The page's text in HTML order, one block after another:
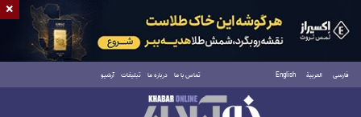
فارسی العربية English تماس با ما درباره ما تبلیغات آرشیو
پنجشنبه ۱۵ مرداد ۱۴۰۵
×